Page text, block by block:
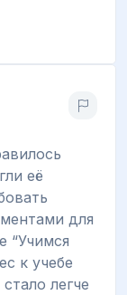
её
для
“Учимся
к учебе
легче